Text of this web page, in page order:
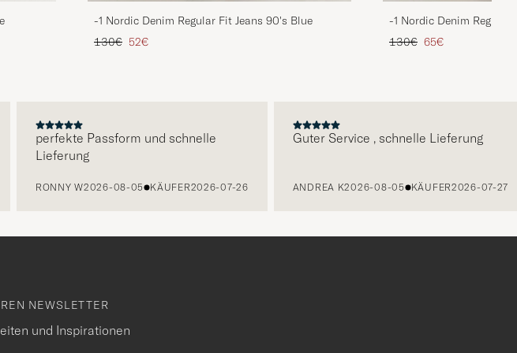
-1 Nordic Denim Regular Fit Jeans 90's Blue
Regulärer Preis
130€ Reduzierter Preis
52€
-1 Nordic Denim Regular
Regulärer Preis
130€ Reduzierter Preis
65€
perfekte Passform und schnelle
Lieferung
RONNY W 2026-08-05 KÄUFER2026-07-26
Guter Service , schnelle Lieferung
ANDREA K2026-08-05 KÄUFER2026-07-27
NEWSLETTER
und Inspirationen